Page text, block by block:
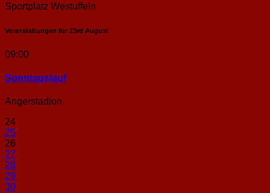
Sportplatz Westuffeln
Veranstaltungen für 23rd August
09:00
Sonntags­lauf
Angerstadion
24
25
26
27
28
29
30